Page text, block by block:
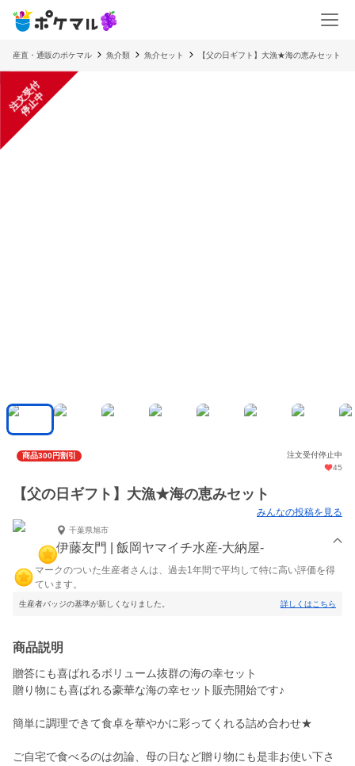
産直・通販のポケマル 魚介類 魚介セット 【父の日ギフト】大漁★海の恵みセット
注
文
受
付
停
止
中
商品300円割引
注文受付停止中
45
【父の日ギフト】大漁★海の恵みセット
みんなの投稿を見る
千葉県旭市
伊藤友門 | 飯岡ヤマイチ水産-大納屋-
マークのついた生産者さんは、過去1年間で平均して特に高い評価を得
ています。
生産者バッジの基準が新しくなりました。 詳しくはこちら
商品説明
贈答にも喜ばれるボリューム抜群の海の幸セット
贈り物にも喜ばれる豪華な海の幸セット販売開始です♪
簡単に調理できて食卓を華やかに彩ってくれる詰め合わせ★
ご自宅で食べるのは勿論、母の日など贈り物にも是非お使い下さ